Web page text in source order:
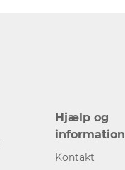
Hjælp og
information
Kontakt